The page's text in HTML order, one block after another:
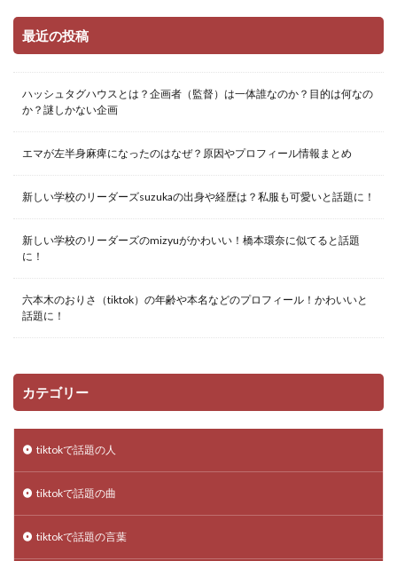
最近の投稿
ハッシュタグハウスとは？企画者（監督）は一体誰なのか？目的は何なの
か？謎しかない企画
エマが左半身麻痺になったのはなぜ？原因やプロフィール情報まとめ
新しい学校のリーダーズsuzukaの出身や経歴は？私服も可愛いと話題に！
新しい学校のリーダーズのmizyuがかわいい！橋本環奈に似てると話題
に！
六本木のおりさ（tiktok）の年齢や本名などのプロフィール！かわいいと
話題に！
カテゴリー
tiktokで話題の人
tiktokで話題の曲
tiktokで話題の言葉